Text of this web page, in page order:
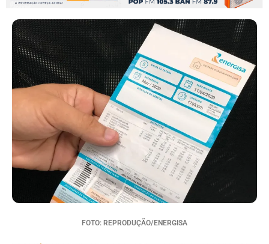
FOTO: REPRODUÇÃO/ENERGISA